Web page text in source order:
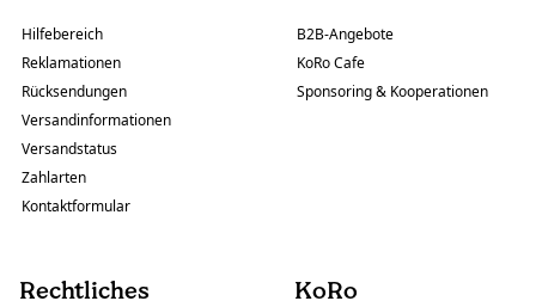
Hilfebereich
Reklamationen
Rücksendungen
Versandinformationen
Versandstatus
Zahlarten
Kontaktformular
B2B-Angebote
KoRo Cafe
Sponsoring & Kooperationen
Rechtliches KoRo